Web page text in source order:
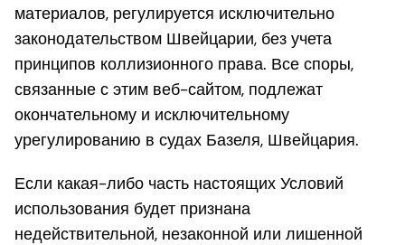
материалов, регулируется исключительно
законодательством Швейцарии, без учета
принципов коллизионного права. Все споры,
связанные с этим веб-сайтом, подлежат
окончательному и исключительному
урегулированию в судах Базеля, Швейцария.
Если какая-либо часть настоящих Условий
использования будет признана
недействительной, незаконной или лишенной